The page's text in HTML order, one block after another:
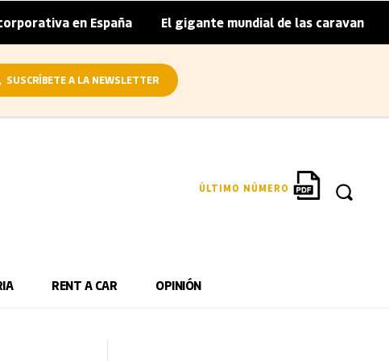
en España | El gigante mundial de las caravanas asume
SUSCRÍBETE A LA NEWSLETTER
ÚLTIMO NÚMERO
RENT A CAR OPINIÓN